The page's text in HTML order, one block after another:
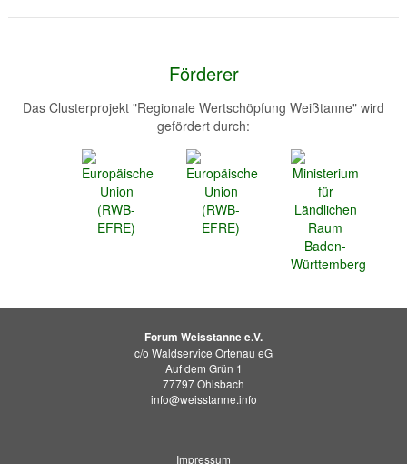
Förderer
Das Clusterprojekt "Regionale Wertschöpfung Weißtanne" wird
gefördert durch:
Forum Weisstanne e.V.
c/o Waldservice Ortenau eG
Auf dem Grün 1
77797 Ohlsbach
info@weisstanne.info
Impressum